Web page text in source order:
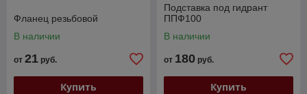
Фланец резьбовой
В наличии
от 21 руб.
Купить
Подставка под гидрант
ППФ100
В наличии
от 180 руб.
Купить